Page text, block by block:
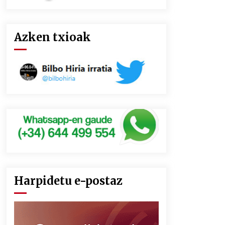
Azken txioak
Harpidetu e-postaz